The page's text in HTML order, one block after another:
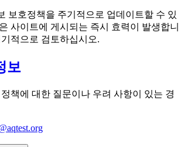
보호정책을 주기적으로 업데이트할 수 있
사이트에 게시되는 즉시 효력이 발생합니
적으로 검토하십시오.
보
책에 대한 질문이나 우려 사항이 있는 경